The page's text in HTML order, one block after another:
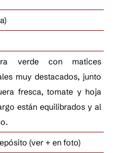
verde con matices
muy destacados, junto
fresca, tomate y hoja
están equilibrados y al
(ver + en foto)